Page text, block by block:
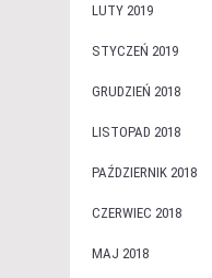
LUTY 2019
STYCZEŃ 2019
GRUDZIEŃ 2018
LISTOPAD 2018
PAŹDZIERNIK 2018
CZERWIEC 2018
MAJ 2018